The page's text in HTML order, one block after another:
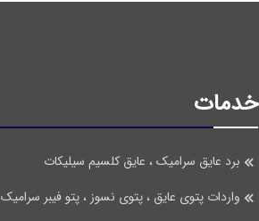
خدمات
برد عایق سرامیک ، عایق کلسیم سیلیکات
واردات پتوی عایق ، پتوی نسوز ، پتو فیبر سرامیک